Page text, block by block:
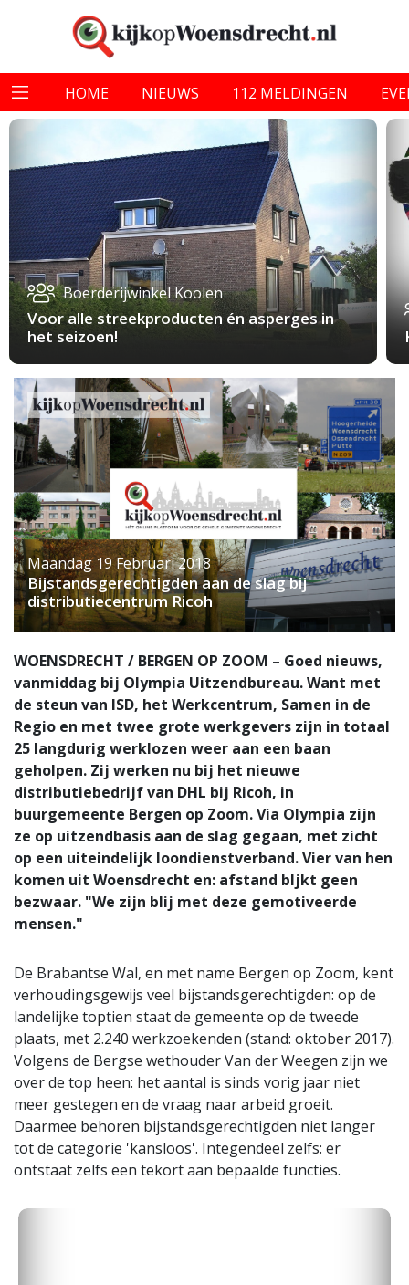
HOME NIEUWS 112 MELDINGEN
Boerderijwinkel Koolen
Voor alle streekproducten én asperges in
het seizoen!
Maandag 19 Februari 2018
Bijstandsgerechtigden aan de slag bij
distributiecentrum Ricoh
WOENSDRECHT / BERGEN OP ZOOM – Goed nieuws,
vanmiddag bij Olympia Uitzendbureau. Want met
de steun van ISD, het Werkcentrum, Samen in de
Regio en met twee grote werkgevers zijn in totaal
25 langdurig werklozen weer aan een baan
geholpen. Zij werken nu bij het nieuwe
distributiebedrijf van DHL bij Ricoh, in
buurgemeente Bergen op Zoom. Via Olympia zijn
ze op uitzendbasis aan de slag gegaan, met zicht
op een uiteindelijk loondienstverband. Vier van hen
komen uit Woensdrecht en: afstand bljkt geen
bezwaar. "We zijn blij met deze gemotiveerde
mensen."
De Brabantse Wal, en met name Bergen op Zoom, kent
verhoudingsgewijs veel bijstandsgerechtigden: op de
landelijke toptien staat de gemeente op de tweede
plaats, met 2.240 werkzoekenden (stand: oktober 2017).
Volgens de Bergse wethouder Van der Weegen zijn we
over de top heen: het aantal is sinds vorig jaar niet
meer gestegen en de vraag naar arbeid groeit.
Daarmee behoren bijstandsgerechtigden niet langer
tot de categorie 'kansloos'. Integendeel zelfs: er
ontstaat zelfs een tekort aan bepaalde functies.